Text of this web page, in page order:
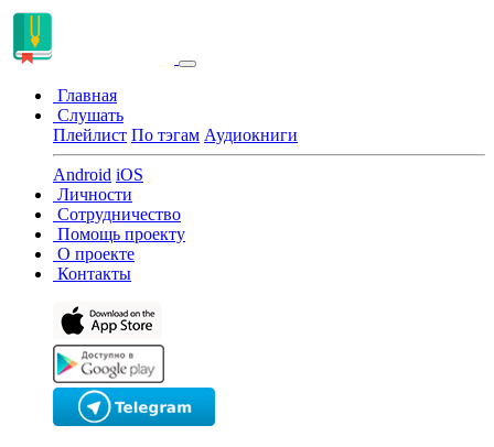
Главная
Слушать
Плейлист По тэгам Аудиокниги
Android iOS
Личности
Сотрудничество
Помощь проекту
О проекте
Контакты